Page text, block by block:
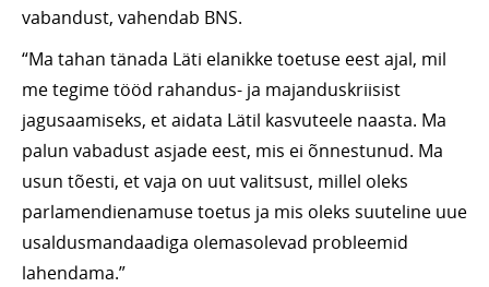
vabandust, vahendab BNS.
“Ma tahan tänada Läti elanikke toetuse eest ajal, mil
me tegime tööd rahandus- ja majanduskriisist
jagusaamiseks, et aidata Lätil kasvuteele naasta. Ma
palun vabadust asjade eest, mis ei õnnestunud. Ma
usun tõesti, et vaja on uut valitsust, millel oleks
parlamendienamuse toetus ja mis oleks suuteline uue
usaldusmandaadiga olemasolevad probleemid
lahendama.”